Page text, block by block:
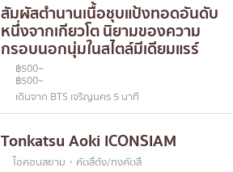
สัมผัสตำนานเนื้อชุบแป้งทอดอันดับ
หนึ่งจากเกียวโต นิยามของความ
กรอบนอกนุ่มในสไตล์มีเดียมแรร์
฿500~
฿500~
เดินจาก BTS เจริญนคร 5 นาที
Tonkatsu Aoki ICONSIAM
ไอคอนสยาม・คัตสึด้ง/ทงคัตสึ